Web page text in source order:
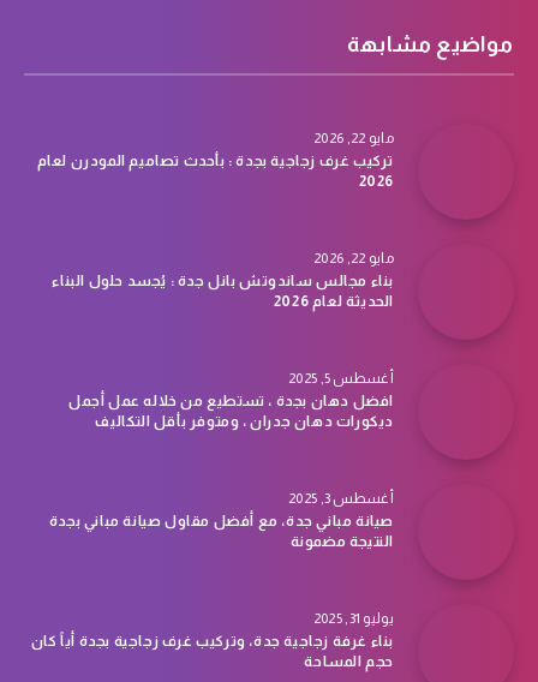
مواضيع مشابهة
مايو 22, 2026
تركيب غرف زجاجية بجدة : بأحدث تصاميم المودرن لعام
2026
مايو 22, 2026
بناء مجالس ساندوتش بانل جدة : يُجسد حلول البناء
الحديثة لعام 2026
أغسطس 5, 2025
افضل دهان بجدة ، تستطيع من خلاله عمل أجمل
ديكورات دهان جدران ، ومتوفر بأقل التكاليف
أغسطس 3, 2025
صيانة مباني جدة، مع أفضل مقاول صيانة مباني بجدة
النتيجة مضمونة
يوليو 31, 2025
بناء غرفة زجاجية جدة، وتركيب غرف زجاجية بجدة أياً كان
حجم المساحة